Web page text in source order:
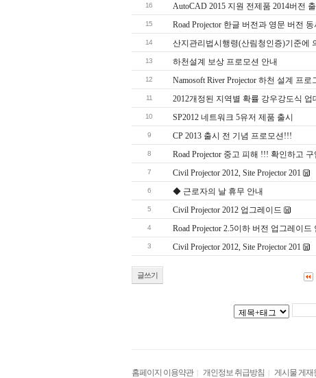
16 AutoCAD 2015 지원 전제품 2014버전
15 Road Projector 한글 버전과 영문 버전
14 산지관리법시행령(산림청인증)기준에
13 하천설계 보상 프로모션 안내
12 Namosoft River Projector 하천 설계 프로
11 2012개정된 지역별 확률 강우강도식 업
10 SP2012 네트워크 5유저 제품 출시
9 CP 2013 출시 전 기념 프로모션!!!
8 Road Projector 중고 피해 !!! 확인하고
7 Civil Projector 2012, Site Projector 201
6 ◆ 근로자의 날 휴무 안내
5 Civil Projector 2012 업그레이드
4 Road Projector 2.5이하 버전 업그레이드
3 Civil Projector 2012, Site Projector 201
글쓰기
홈페이지 이용약관| 개인정보 취급방침 | 게시물 게재